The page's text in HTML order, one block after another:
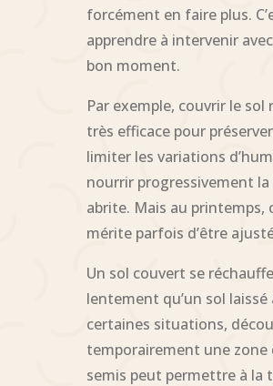
forcément en faire plus.
apprendre à intervenir
bon moment.
Par exemple, couvrir le sol
très efficace pour
limiter les variations
nourrir progressivement la
abrite. Mais au printemps,
mérite parfois d’être
Un sol couvert se
lentement qu’un sol laissé
certaines situations,
temporairement une zone
semis peut permettre à la